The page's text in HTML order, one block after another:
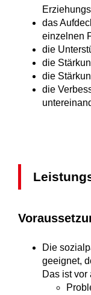
das
einzelnen
die
die
die
die
Die
geeignet,
Das ist